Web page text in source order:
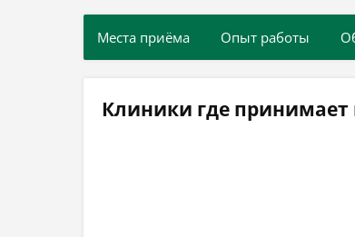
Места приёма Опыт работы
Клиники где